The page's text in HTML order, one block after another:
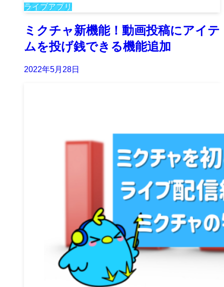
ライブアプリ
ミクチャ新機能！動画投稿にアイテ
ムを投げ銭できる機能追加
2022年5月28日